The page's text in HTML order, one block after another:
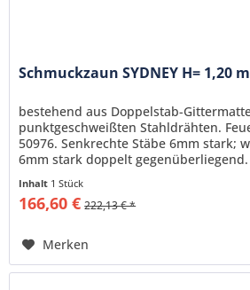
Schmuckzaun SYDNEY H= 1,20
bestehend aus Doppelstab-
punktgeschweißten Stahldrähten.
50976. Senkrechte Stäbe 6mm stark;
6mm stark doppelt
Inhalt 1 Stück
166,60 € 222,13 € *
Merken